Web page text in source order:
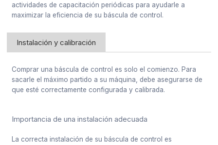
actividades de capacitación periódicas para ayudarle a
maximizar la eficiencia de su báscula de control.
Instalación y calibración
Comprar una báscula de control es solo el comienzo. Para
sacarle el máximo partido a su máquina, debe asegurarse de
que esté correctamente configurada y calibrada.
Importancia de una instalación adecuada
La correcta instalación de su báscula de control es